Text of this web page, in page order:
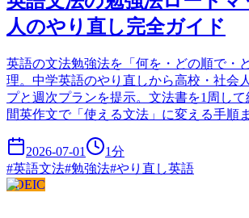
人のやり直し完全ガイド
英語の文法勉強法を「何を・どの順で・
理。中学英語のやり直しから高校・社会
プと週次プランを提示。文法書を1周し
間英作文で「使える文法」に変える手順
2026-07-01 1分
#英語文法#勉強法#やり直し英語
TOEIC